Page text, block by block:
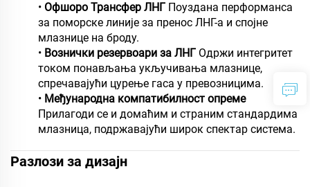
• Офшоро Трансфер ЛНГ Поуздана перформанса
за поморске линије за пренос ЛНГ-а и спојне
млазнице на броду.
• Вознички резервоари за ЛНГ Одржи интегритет
током понављања укључивања млазнице,
спречавајући цурење гаса у превозницима.
• Међународна компатибилност опреме
Прилагоди се и домаћим и страним стандардима
млазница, подржавајући широк спектар система.
Разлози за дизајн